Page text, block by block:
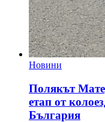
Новини
Полякът
етап от
България